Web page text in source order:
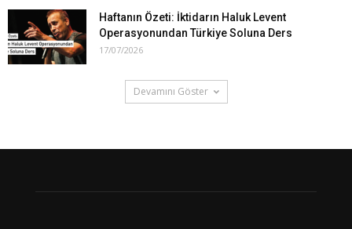
Haftanın Özeti: İktidarın Haluk Levent
Operasyonundan Türkiye Soluna Ders
17/07/2026
Devamını Göster